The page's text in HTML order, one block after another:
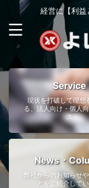
経営に【利益
Service
現状を打破して理想
る、法人向け・個人
ス
News・
弊社からのお知らせ
どをご紹介して